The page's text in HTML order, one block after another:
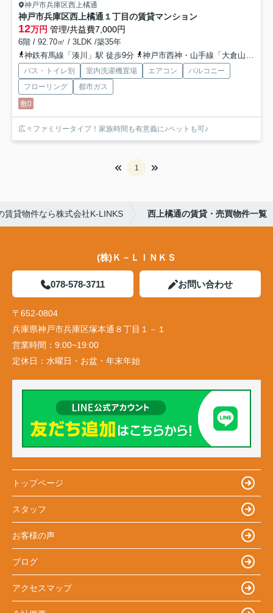
神戸市兵庫区西上橘通
神戸市兵庫区西上橘通１丁目の賃貸マンション
12万円 管理/共益費7,000円
6階 / 92.70㎡ / 3LDK /築35年
神鉄有馬線「湊川」駅 徒歩9分
神戸市西神・山手線「大倉山」駅 徒歩9分
バス・トイレ別 室内洗濯機置場 エアコン
バルコニー
フローリング
都市ガス
敷0
広々ファミリータイプ！家族時間も有意義に♪ペットも可♪
1
賃貸物件なら株式会社K-LINKS 西上橘通の賃貸・売買物件一覧
(株)Ｋ－ＬＩＮＫＳ
078-578-3711 お問い合わせ
〒652-0804
兵庫県神戸市兵庫区塚本通８丁目１－１
営業時間： 9:00~19:00
定休日： 水曜日・お盆・年末年始
トップページ
スタッフ
お客様の声
ブログ
アクセスマップ